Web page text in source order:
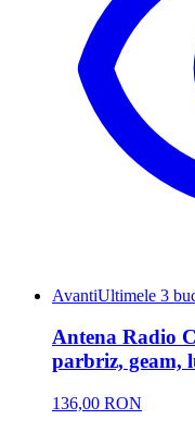
AvantiUltimele 3
Antena Radio
parbriz, geam,
136,00 RON